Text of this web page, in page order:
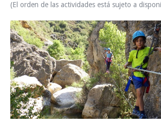
(El orden de las actividades está sujeto a